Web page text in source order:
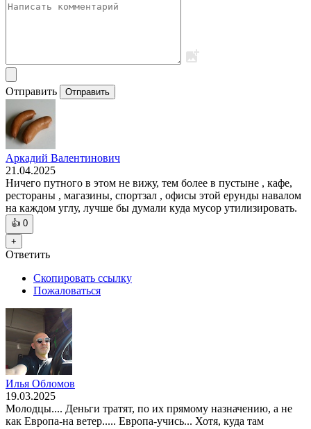
Отправить Отправить
Аркадий Валентинович
21.04.2025
Ничего путного в этом не вижу, тем более в пустыне , кафе,
рестораны , магазины, спортзал , офисы этой ерунды навалом
на каждом углу, лучше бы думали куда мусор утилизировать.
👍 0
+
Ответить
Скопировать ссылку
Пожаловаться
Илья Обломов
19.03.2025
Молодцы.... Деньги тратят, по их прямому назначению, а не
как Европа-на ветер..... Европа-учись... Хотя, куда там